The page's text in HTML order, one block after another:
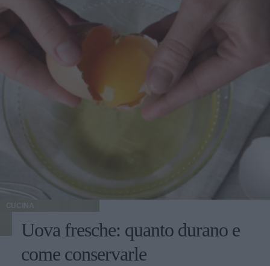
CUCINA
Uova fresche: quanto durano e
come conservarle